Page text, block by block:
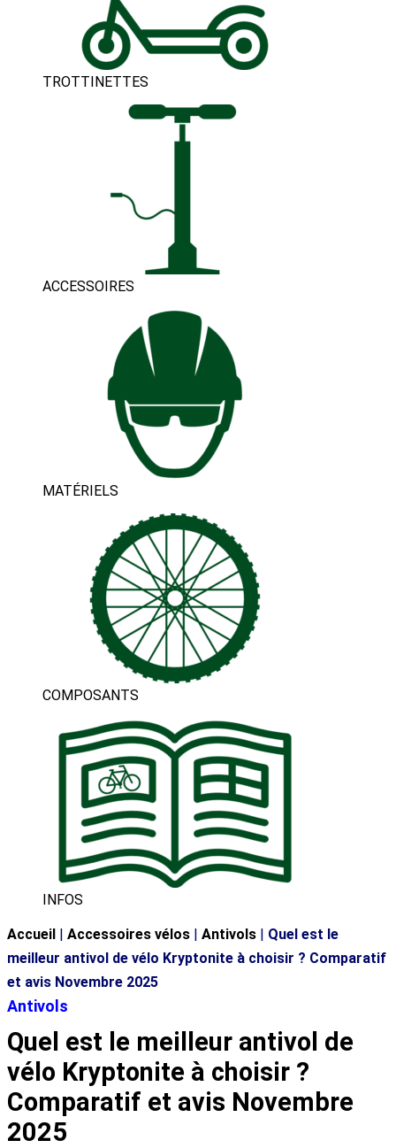
TROTTINETTES
ACCESSOIRES
MATÉRIELS
COMPOSANTS
INFOS
Accueil | Accessoires vélos | Antivols | Quel est le
meilleur antivol de vélo Kryptonite à choisir ? Comparatif
et avis Novembre 2025
Antivols
Quel est le meilleur antivol de
vélo Kryptonite à choisir ?
Comparatif et avis Novembre
2025